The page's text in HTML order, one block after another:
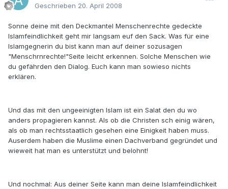
Geschrieben 20. April 2008
Sonne deine mit den Deckmantel Menschenrechte gedeckte
Islamfeindlichkeit geht mir langsam euf den Sack. Was für eine
Islamgegnerin du bist kann man auf deiner sozusagen
"Menschrnrechte!"Seite leicht erkennen. Solche Menschen wie
du gefährden den Dialog. Euch kann man sowieso nichts
erklären.
Und das mit den ungeeinigten Islam ist ein Salat den du wo
anders propagieren kannst. Als ob die Christen sch einig wären,
als ob man rechtsstaatlich gesehen eine Einigkeit haben muss.
Auserdem haben die Muslime einen Dachverband gegründet und
wieweit hat man es unterstützt und belohnt!
Und nochmal: Aus deiner Seite kann man deine Islamfeindlichkeit